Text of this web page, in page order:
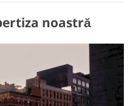
noastră